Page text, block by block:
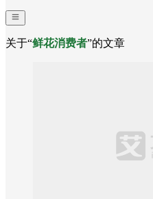
关于“鲜花消费者”的文章